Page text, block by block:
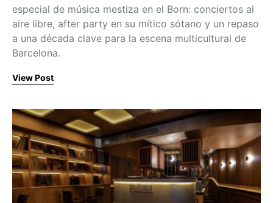
especial de música mestiza en el Born: conciertos al
aire libre, after party en su mítico sótano y un repaso
a una década clave para la escena multicultural de
Barcelona.
View Post